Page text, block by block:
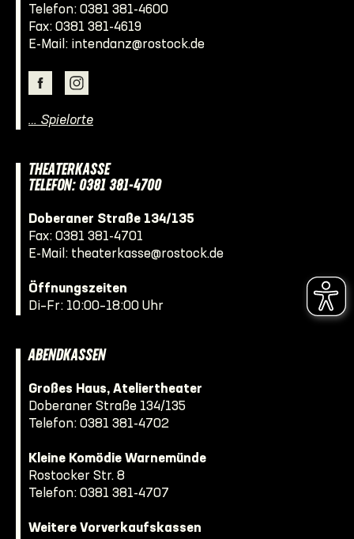
Telefon: 0381 381-4600
Fax: 0381 381-4619
E-Mail: intendanz@rostock.de
… Spielorte
THEATERKASSE
TELEFON: 0381 381-4700
Doberaner Straße 134/135
Fax: 0381 381-4701
E-Mail: theaterkasse@rostock.de
Öffnungszeiten
Di–Fr: 10:00–18:00 Uhr
ABENDKASSEN
Großes Haus, Ateliertheater
Doberaner Straße 134/135
Telefon: 0381 381-4702
Kleine Komödie Warnemünde
Rostocker Str. 8
Telefon: 0381 381-4707
Weitere Vorverkaufskassen